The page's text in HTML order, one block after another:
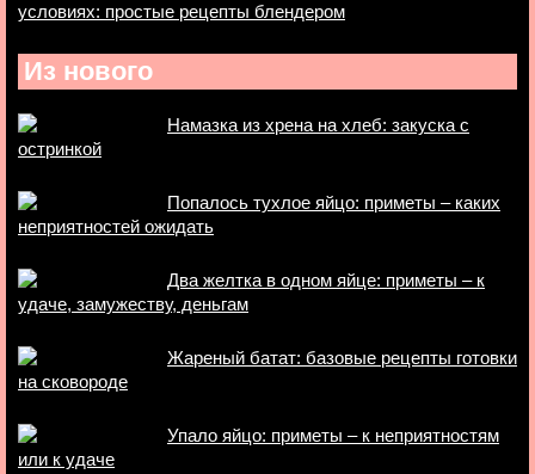
условиях: простые рецепты блендером
Из нового
Намазка из хрена на хлеб: закуска с
остринкой
Попалось тухлое яйцо: приметы – каких
неприятностей ожидать
Два желтка в одном яйце: приметы – к
удаче, замужеству, деньгам
Жареный батат: базовые рецепты готовки
на сковороде
Упало яйцо: приметы – к неприятностям
или к удаче